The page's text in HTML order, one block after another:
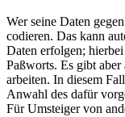
Wer seine Daten
codieren. Das kann
Daten erfolgen;
Paßworts. Es gibt
arbeiten. In diesem
Anwahl des dafür
Für Umsteiger von